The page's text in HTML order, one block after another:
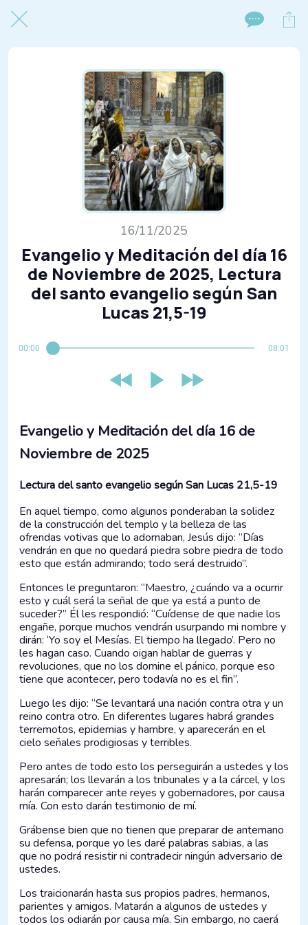
16/11/2025
Evangelio y Meditación del día 16
de Noviembre de 2025, Lectura
del santo evangelio según San
Lucas 21,5-19
00:00 08:01
Evangelio y Meditación del día 16 de
Noviembre de 2025
Lectura del santo evangelio según San Lucas 21,5-19
En aquel tiempo, como algunos ponderaban la solidez
de la construcción del templo y la belleza de las
ofrendas votivas que lo adornaban, Jesús dijo: “Días
vendrán en que no quedará piedra sobre piedra de todo
esto que están admirando; todo será destruido”.
Entonces le preguntaron: “Maestro, ¿cuándo va a ocurrir
esto y cuál será la señal de que ya está a punto de
suceder?” Él les respondió: “Cuídense de que nadie los
engañe, porque muchos vendrán usurpando mi nombre y
dirán: ‘Yo soy el Mesías. El tiempo ha llegado’. Pero no
les hagan caso. Cuando oigan hablar de guerras y
revoluciones, que no los domine el pánico, porque eso
tiene que acontecer, pero todavía no es el fin”.
Luego les dijo: “Se levantará una nación contra otra y un
reino contra otro. En diferentes lugares habrá grandes
terremotos, epidemias y hambre, y aparecerán en el
cielo señales prodigiosas y terribles.
Pero antes de todo esto los perseguirán a ustedes y los
apresarán; los llevarán a los tribunales y a la cárcel, y los
harán comparecer ante reyes y gobernadores, por causa
mía. Con esto darán testimonio de mí.
Grábense bien que no tienen que preparar de antemano
su defensa, porque yo les daré palabras sabias, a las
que no podrá resistir ni contradecir ningún adversario de
ustedes.
Los traicionarán hasta sus propios padres, hermanos,
parientes y amigos. Matarán a algunos de ustedes y
todos los odiarán por causa mía. Sin embargo, no caerá